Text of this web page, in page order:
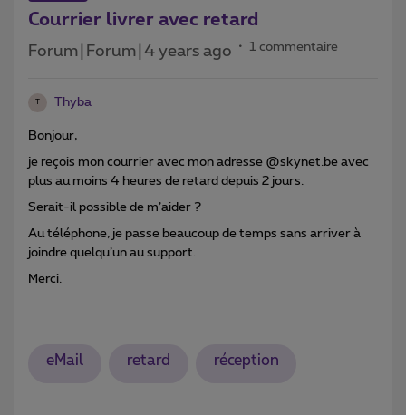
Courrier livrer avec retard
Forum|Forum|4 years ago 1 commentaire
Thyba
Bonjour,
je reçois mon courrier avec mon adresse @skynet.be avec
plus au moins 4 heures de retard depuis 2 jours.
Serait-il possible de m’aider ?
Au téléphone, je passe beaucoup de temps sans arriver à
joindre quelqu’un au support.
Merci.
eMail retard réception